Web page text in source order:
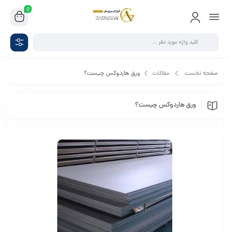
0
صفحه نخست مقالات ورق هاردوکس چیست؟
ورق هاردوکس چیست؟